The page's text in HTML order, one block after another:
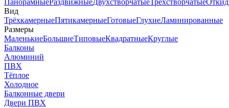
ПанорамныеРаздвижныеДвухстворчатыеТрёхстворчатые
Вид
ТрёхкамерныеПятикамерныеГотовыеГлухиеЛаминированные
Размеры
МаленькиеБольшиеТиповыеКвадратныеКруглые
Балконы
Алюминий
ПВХ
Тёплое
Холодное
Балконные двери
Двери ПВХ